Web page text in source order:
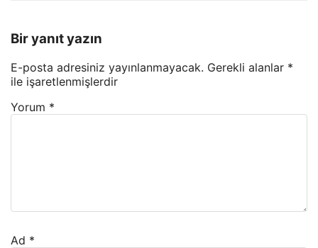
Bir yanıt yazın
E-posta adresiniz yayınlanmayacak. Gerekli alanlar *
ile işaretlenmişlerdir
Yorum *
Ad *